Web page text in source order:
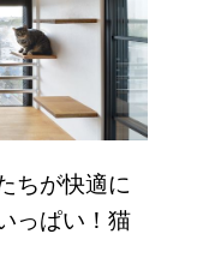
ちが快適に
っぱい！猫